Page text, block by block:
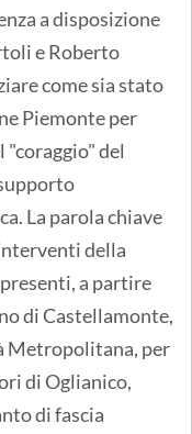
a disposizione
e Roberto
come sia stato
Piemonte per
"coraggio" del
La parola chiave
della
a partire
di Castellamonte,
Metropolitana, per
di Oglianico,
di fascia